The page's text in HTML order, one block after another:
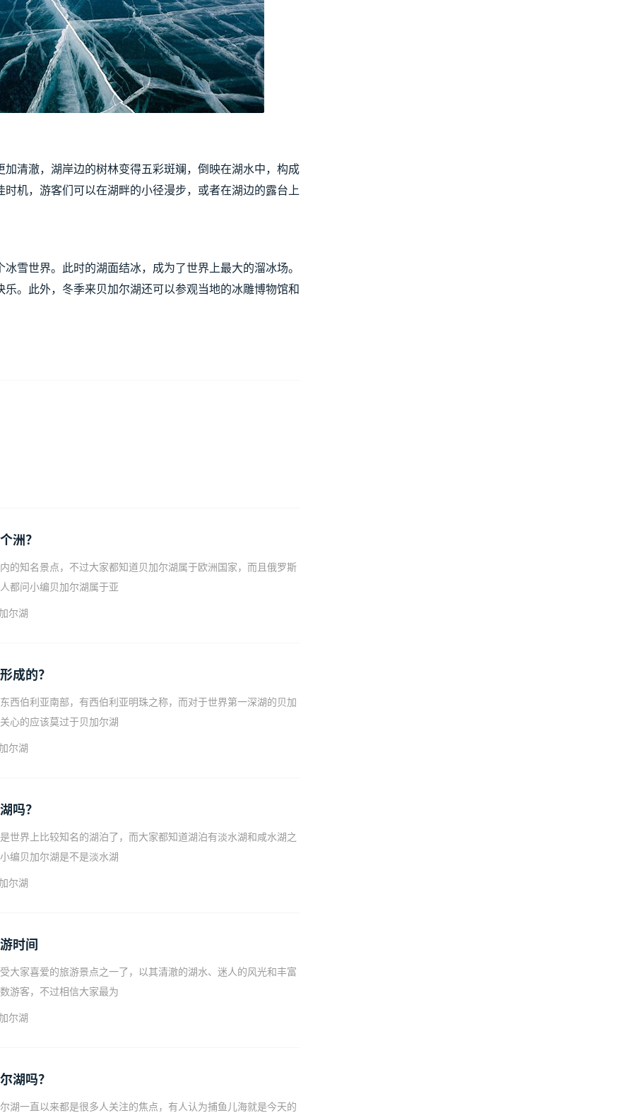
清澈，湖岸边的树林变得五彩斑斓，倒映在湖水中，构成
机，游客们可以在湖畔的小径漫步，或者在湖边的露台上
雪世界。此时的湖面结冰，成为了世界上最大的溜冰场。
。此外，冬季来贝加尔湖还可以参观当地的冰雕博物馆和
洲？
的知名景点，不过大家都知道贝加尔湖属于欧洲国家，而且俄罗斯
都问小编贝加尔湖属于亚
尔湖
成的？
西伯利亚南部，有西伯利亚明珠之称，而对于世界第一深湖的贝加
心的应该莫过于贝加尔湖
尔湖
吗？
世界上比较知名的湖泊了，而大家都知道湖泊有淡水湖和咸水湖之
编贝加尔湖是不是淡水湖
尔湖
时间
大家喜爱的旅游景点之一了，以其清澈的湖水、迷人的风光和丰富
游客，不过相信大家最为
尔湖
湖吗？
湖一直以来都是很多人关注的焦点，有人认为捕鱼儿海就是今天的